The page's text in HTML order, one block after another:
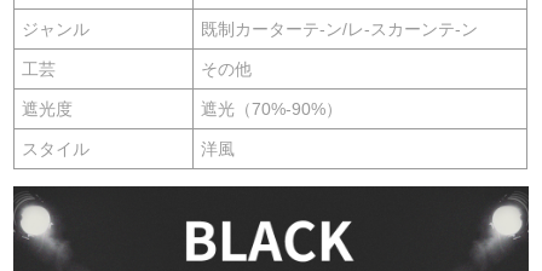
ジャンル 既制カーターテ-ン/レ-スカーンテ-ン
工芸 その他
遮光度 遮光（70%-90%）
スタイル 洋風